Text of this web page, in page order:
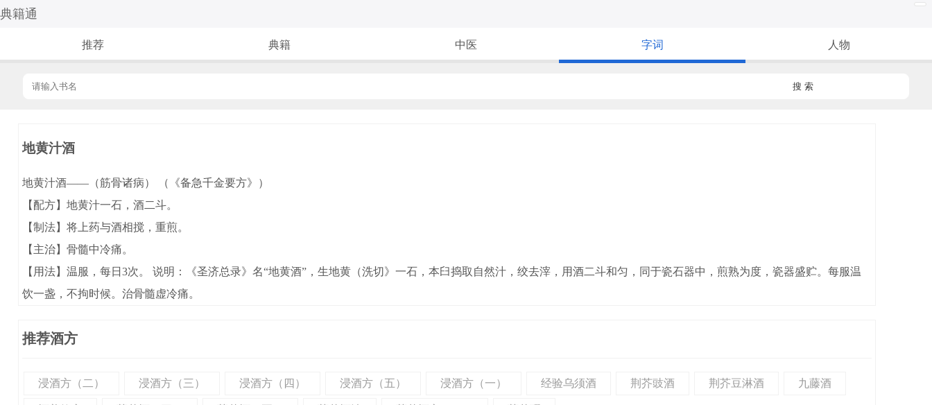
典籍通
推荐 典籍 中医 字词 人物
搜 索
地黄汁酒
地黄汁酒——（筋骨诸病） （《备急千金要方》）
【配方】地黄汁一石，酒二斗。
【制法】将上药与酒相搅，重煎。
【主治】骨髓中冷痛。
【用法】温服，每日3次。 说明：《圣济总录》名“地黄酒”，生地黄（洗切》一石，本臼捣取自然汁，绞去滓，用酒二斗和匀，同于瓷石器中，煎熟为度，瓷器盛贮。每服温
饮一盏，不拘时候。治骨髓虚冷痛。
推荐酒方
浸酒方（二） 浸酒方（三） 浸酒方（四） 浸酒方（五） 浸酒方（一） 经验乌须酒 荆芥豉酒 荆芥豆淋酒 九藤酒